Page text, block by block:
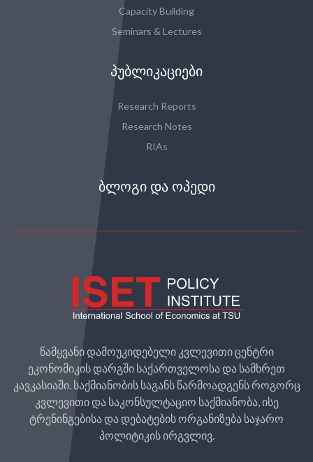
Capacity Building
Seminars & Lectures
ᲞᲣᲑᲚᲘᲙᲐᲪᲘᲔᲑᲘ
Research Reports
Research Notes
RIAs
ᲑᲚᲝᲒᲘ ᲓᲐ ᲝᲞᲔᲓᲘ
წამყვანი დამოუკიდებელი კვლევითი ცენტრი
ეკონომიკის დარგში საქართველოსა და სამხრეთ
კავკასიაში. საქმიანობის საგანს წარმოადგენს როგორც
კვლევითი და საკონსულტაციო საქმიანობა, ისე
ტრენინგებისა და დებატების ორგანიზება საჯარო
პოლიტიკის ირგვლივ.